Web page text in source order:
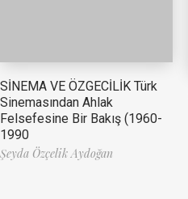
SİNEMA VE ÖZGECİLİK Türk
Sinemasından Ahlak
Felsefesine Bir Bakış (1960-
1990
Şeyda Özçelik Aydoğan